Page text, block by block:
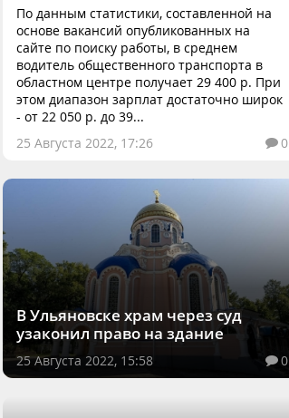
По данным статистики, составленной на
основе вакансий опубликованных на
сайте по поиску работы, в среднем
водитель общественного транспорта в
областном центре получает 29 400 р. При
этом диапазон зарплат достаточно широк
- от 22 050 р. до 39...
25 Августа 2022, 17:26
0
В Ульяновске храм через суд
узаконил право на здание
25 Августа 2022, 15:58 0